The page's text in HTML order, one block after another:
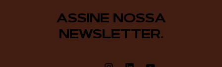
ASSINE NOSSA
NEWSLETTER.